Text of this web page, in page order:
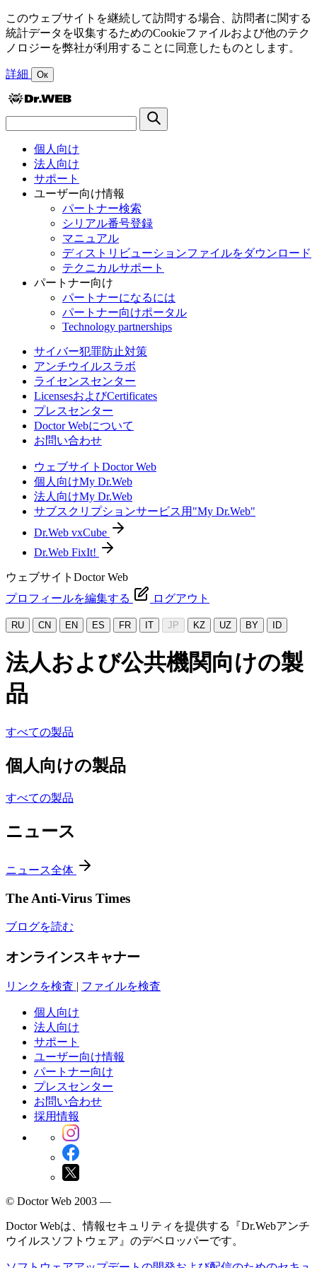
このウェブサイトを継続して訪問する場合、訪問者に関する
統計データを収集するためのCookieファイルおよび他のテク
ノロジーを弊社が利用することに同意したものとします。
詳細 Ок
個人向け
法人向け
サポート
ユーザー向け情報
パートナー検索
シリアル番号登録
マニュアル
ディストリビューションファイルをダウンロード
テクニカルサポート
パートナー向け
パートナーになるには
パートナー向けポータル
Technology partnerships
サイバー犯罪防止対策
アンチウイルスラボ
ライセンスセンター
LicensesおよびCertificates
プレスセンター
Doctor Webについて
お問い合わせ
ウェブサイトDoctor Web
個人向けMy Dr.Web
法人向けMy Dr.Web
サブスクリプションサービス用"My Dr.Web"
Dr.Web vxCube
Dr.Web FixIt!
ウェブサイトDoctor Web
プロフィールを編集する
ログアウト
RU CN EN ES FR IT JP KZ UZ BY ID
法人および公共機関向けの製
品
すべての製品
個人向けの製品
すべての製品
ニュース
ニュース全体
The Anti-Virus Times
ブログを読む
オンラインスキャナー
リンクを検査 | ファイルを検査
個人向け
法人向け
サポート
ユーザー向け情報
パートナー向け
プレスセンター
お問い合わせ
採用情報
© Doctor Web 2003 —
Doctor Webは、情報セキュリティを提供する『Dr.Webアンチ
ウイルスソフトウェア』のデベロッパーです。